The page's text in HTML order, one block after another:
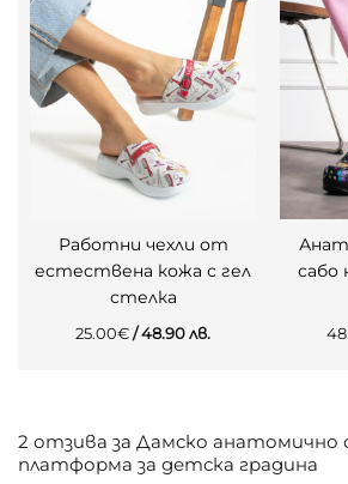
Работни чехли от
естествена кожа с гел
стелка
25.00€ / 48.90 лв.
сабо
2 отзива за Дамско анатомично
платформа за детска градина